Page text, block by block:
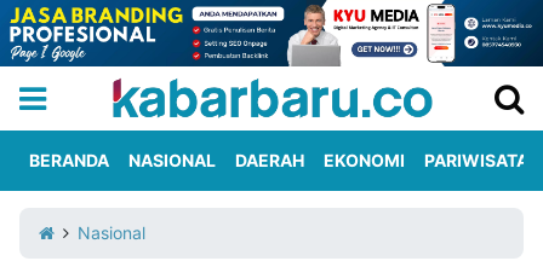
Iklan
Berita
Kami
BERANDA NASIONAL DAERAH EKONOMI PARIWISATA
Nasional